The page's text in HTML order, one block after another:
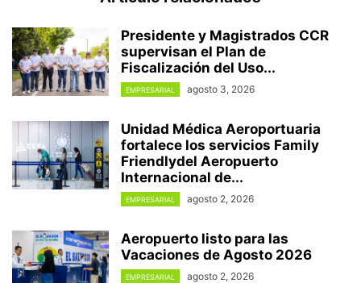
Presidente y Magistrados CCR
supervisan el Plan de
Fiscalización del Uso...
EMPRESARIAL agosto 3, 2026
Unidad Médica Aeroportuaria
fortalece los servicios Family
Friendlydel Aeropuerto
Internacional de...
EMPRESARIAL agosto 2, 2026
Aeropuerto listo para las
Vacaciones de Agosto 2026
EMPRESARIAL agosto 2, 2026